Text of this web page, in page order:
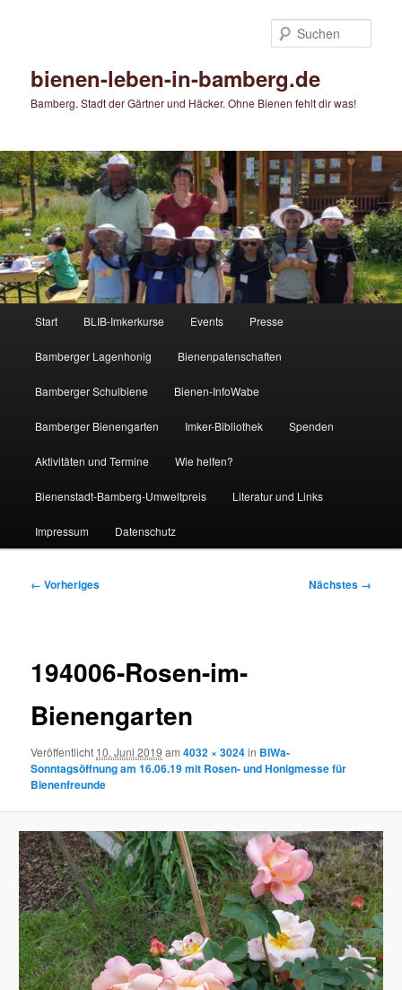
bienen-leben-in-bamberg.de
Bamberg. Stadt der Gärtner und Häcker. Ohne Bienen fehlt dir was!
Start BLIB-Imkerkurse Events Presse
Bamberger Lagenhonig Bienenpatenschaften
Bamberger Schulbiene Bienen-InfoWabe
Bamberger Bienengarten Imker-Bibliothek Spenden
Aktivitäten und Termine Wie helfen?
Bienenstadt-Bamberg-Umweltpreis Literatur und Links
Impressum Datenschutz
Bilder-
← Vorheriges Nächstes →
194006-Rosen-im-
Bienengarten
Veröffentlicht 10. Juni 2019 am4032 × 3024in BIWa-
Sonntagsöffnung am 16.06.19 mit Rosen- und Honigmesse für
Bienenfreunde